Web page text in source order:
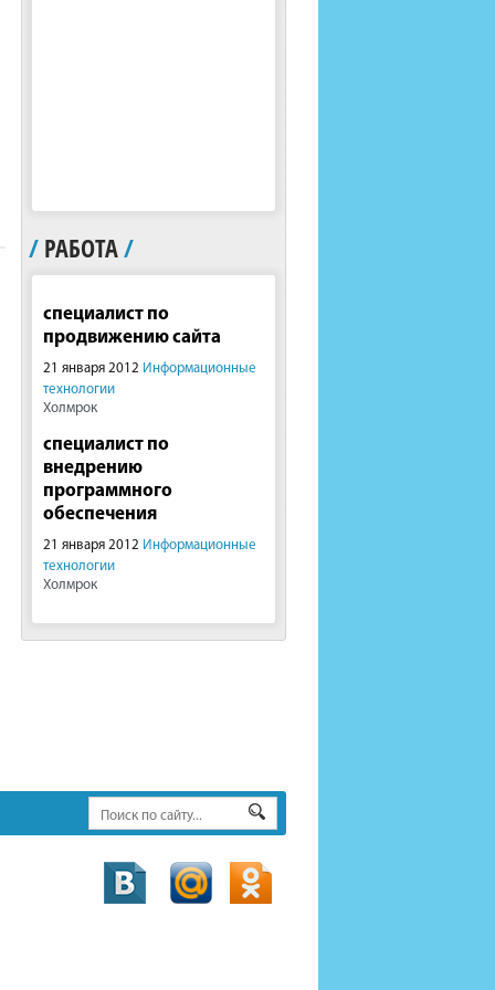
/ РАБОТА/
специалист по
продвижению сайта
21 января 2012 Информационные
технологии
Холмрок
специалист по
внедрению
программного
обеспечения
21 января 2012 Информационные
технологии
Холмрок